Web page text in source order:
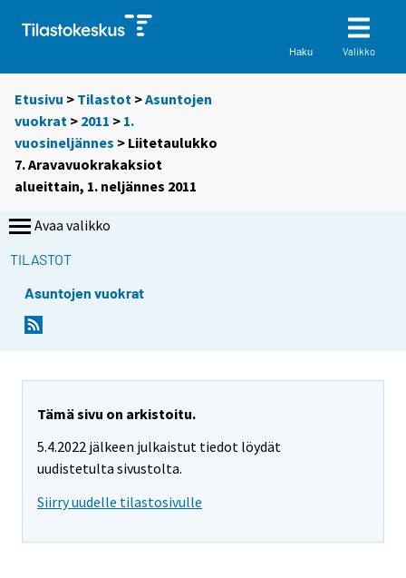
Haku Valikko
Etusivu > Tilastot >Asuntojen
vuokrat > 2011 > 1.
vuosineljännes > Liitetaulukko
7. Aravavuokrakaksiot
alueittain, 1. neljännes 2011
Avaa valikko
TILASTOT
Asuntojen vuokrat
Tämä sivu on arkistoitu.
5.4.2022 jälkeen julkaistut tiedot löydät
uudistetulta sivustolta.
Siirry uudelle tilastosivulle